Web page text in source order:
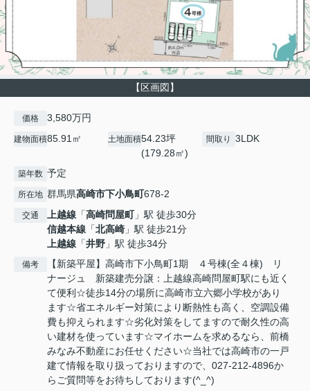
【区画図】
価格 3,580万円
建物面積85.91㎡ 土地面積54.23坪
(179.28㎡)
間取り 3LDK
築年数 予定
所在地 群馬県高崎市下小鳥町678-2
交通 上越線 「高崎問屋町」駅 徒歩30分
信越本線 「北高崎 」駅 徒歩21分
上越線 「井野 」駅 徒歩34分
備考
【新築平屋】高崎市下小鳥町1期 ４号棟(全４棟) リ
ナージュ 新築建売分譲：上越線高崎問屋町駅にも近く
て便利☆徒歩14分の場所に高崎市立六郷小学校があり
ます☆省エネルギー対策により断熱性も高く、空調設備
費も抑えられます☆劣化対策をしてますので耐久性の高
い建材を使っています☆マイホームを求めるなら、前橋
みなみ不動産にお任せください☆当社では高崎市の一戸
建て情報を取り扱っておりますので、027-212-4896か
らご質問等をお待ちしております(^_^)